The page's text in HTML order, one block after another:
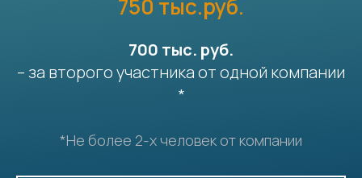
750 тыс.руб.
700 тыс. руб.
– за второго участника от одной компании
*
*Не более 2-х человек от компании